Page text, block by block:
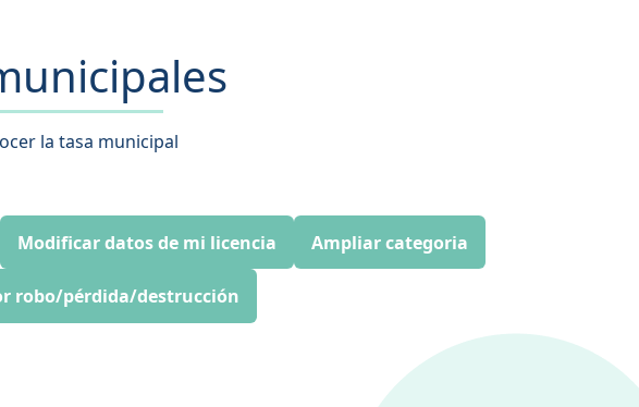
la tasa municipal
Modificar datos de mi licencia Ampliar categoria
robo/pérdida/destrucción